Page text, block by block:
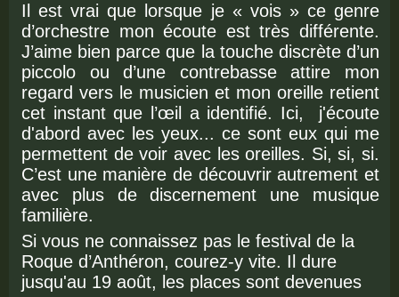
Il est vrai que lorsque je « vois » ce genre
d’orchestre mon écoute est très différente.
J’aime bien parce que la touche discrète d’un
piccolo ou d’une contrebasse attire mon
regard vers le musicien et mon oreille retient
cet instant que l’œil a identifié. Ici, j'écoute
d'abord avec les yeux... ce sont eux qui me
permettent de voir avec les oreilles. Si, si, si.
C’est une manière de découvrir autrement et
avec plus de discernement une musique
familière.
Si vous ne connaissez pas le festival de la
Roque d’Anthéron, courez-y vite. Il dure
jusqu'au 19 août, les places sont devenues